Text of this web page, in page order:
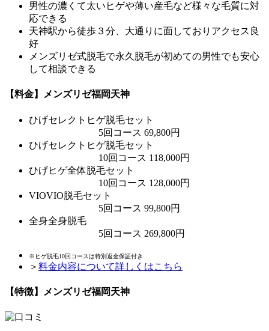
男性の濃くて太いヒゲや薄い産毛など様々な毛質に対
応できる
天神駅から徒歩３分、大通りに面しておりアクセス良
好
メンズリゼ式脱毛で永久脱毛が初めての男性でも安心
して相談できる
【料金】メンズリゼ福岡天神
ひげセレクトヒゲ脱毛セット
5回コース 69,800円
ひげセレクトヒゲ脱毛セット
10回コース 118,000円
ひげヒゲ全体脱毛セット
10回コース 128,000円
VIOVIO脱毛セット
5回コース 99,800円
全身全身脱毛
5回コース 269,800円
※ヒゲ脱毛10回コースは特別返金保証付き
＞ 料金内容について詳しくはこちら
【特徴】メンズリゼ福岡天神